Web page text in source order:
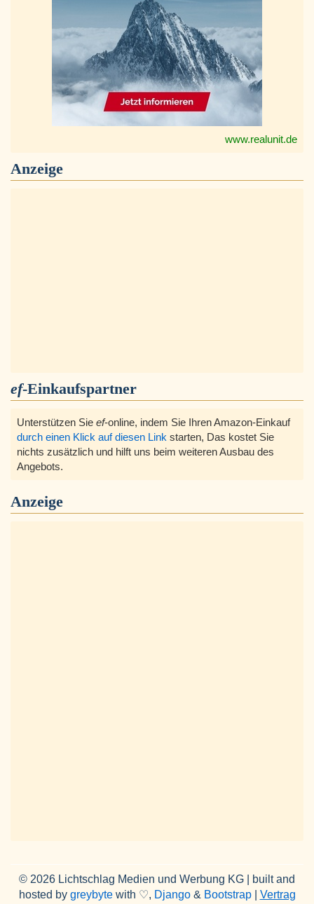
www.realunit.de
Anzeige
ef-Einkaufspartner
Unterstützen Sie ef-online, indem Sie Ihren Amazon-Einkauf
durch einen Klick auf diesen Link starten, Das kostet Sie
nichts zusätzlich und hilft uns beim weiteren Ausbau des
Angebots.
Anzeige
© 2026 Lichtschlag Medien und Werbung KG | built and
hosted by greybytewith ♡, Django& Bootstrap| Vertrag